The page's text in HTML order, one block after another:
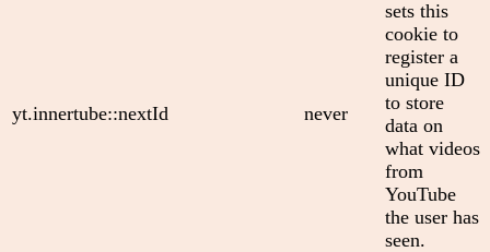
yt.innertube::nextId never
sets this
cookie to
register a
unique ID
to store
data on
what videos
from
YouTube
the user has
seen.